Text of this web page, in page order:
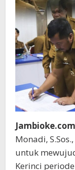
Monadi,
untuk
Kerinci